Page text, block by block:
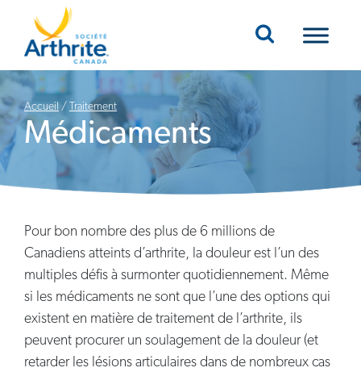
Mobile Navigation
Accueil / Traitement
Médicaments
Pour bon nombre des plus de 6 millions de
Canadiens atteints d’arthrite, la douleur est l’un des
multiples défis à surmonter quotidiennement. Même
si les médicaments ne sont que l’une des options qui
existent en matière de traitement de l’arthrite, ils
peuvent procurer un soulagement de la douleur (et
retarder les lésions articulaires dans de nombreux cas